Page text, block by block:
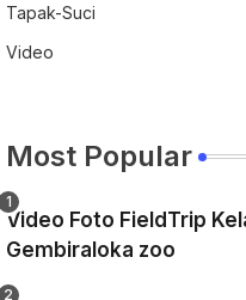
Tapak-Suci
Video
Most Popular
Video Foto FieldTrip
Gembiraloka zoo